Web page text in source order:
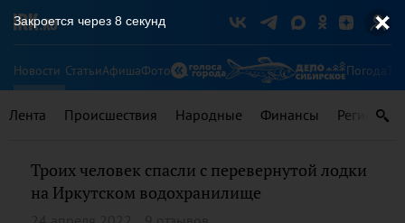
Новости СтатьиАфишаФото Погода
Лента Происшествия Народные Финансы Регионы
Троих человек спасли с перевернутой лодки
на Иркутском водохранилище
Закроется через 8 секунд